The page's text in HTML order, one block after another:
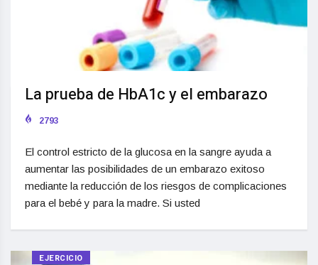
La prueba de HbA1c y el embarazo
2793
El control estricto de la glucosa en la sangre ayuda a
aumentar las posibilidades de un embarazo exitoso
mediante la reducción de los riesgos de complicaciones
para el bebé y para la madre. Si usted
EJERCICIO